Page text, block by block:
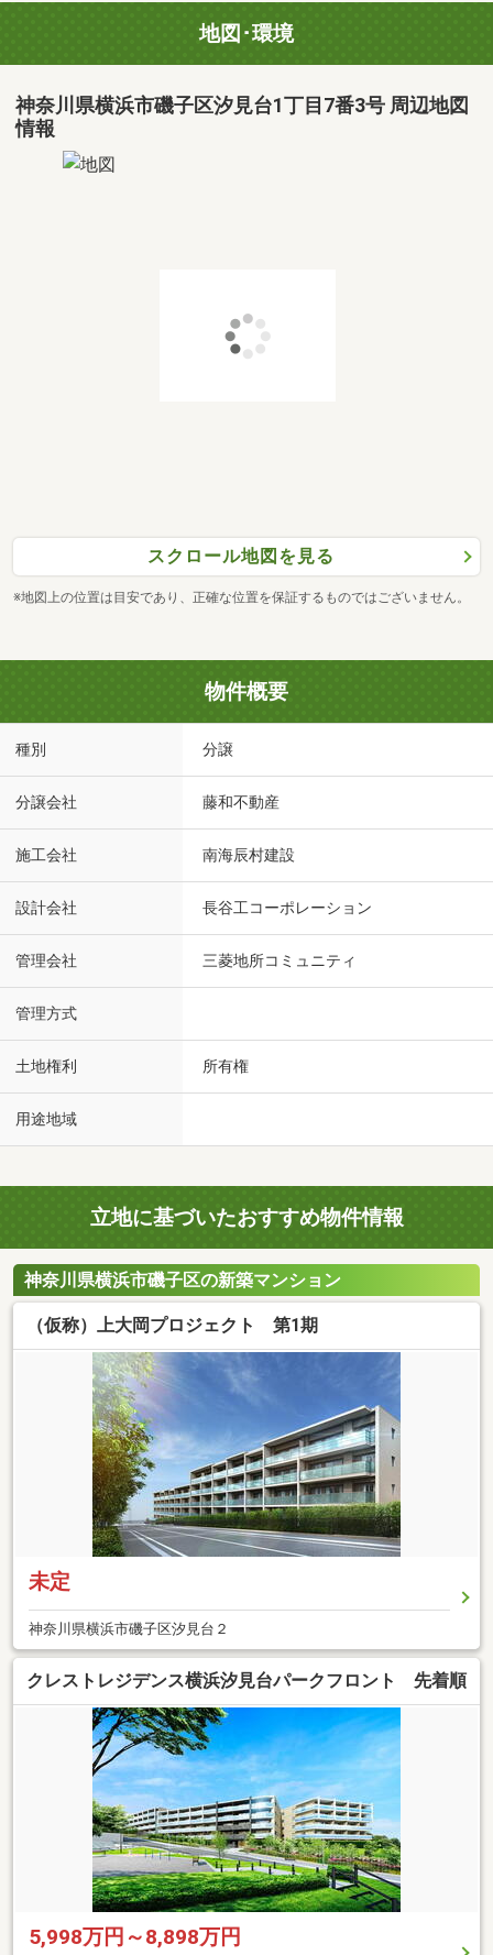
地図･環境
神奈川県横浜市磯子区汐見台1丁目7番3号 周辺地図
情報
スクロール地図を見る
※地図上の位置は目安であり、正確な位置を保証するものではございません。
物件概要
種別 分譲
分譲会社 藤和不動産
施工会社 南海辰村建設
設計会社 長谷工コーポレーション
管理会社 三菱地所コミュニティ
管理方式
土地権利 所有権
用途地域
立地に基づいたおすすめ物件情報
神奈川県横浜市磯子区の新築マンション
（仮称）上大岡プロジェクト 第1期
未定
神奈川県横浜市磯子区汐見台２
クレストレジデンス横浜汐見台パークフロント 先着順
5,998万円～8,898万円